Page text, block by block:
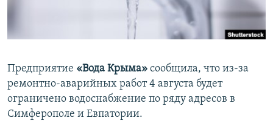
УКРАИНСКАЯ ПРОБЛЕМА КРЫМА
Все сайты RFE/RL
Предприятие «Вода Крыма» сообщила, что из-за
ремонтно-аварийных работ 4 августа будет
ограничено водоснабжение по ряду адресов в
Симферополе и Евпатории.